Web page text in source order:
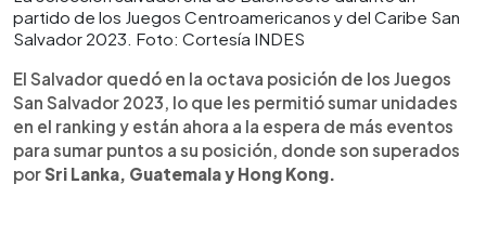
partido de los Juegos Centroamericanos y del Caribe San
Salvador 2023. Foto: Cortesía INDES
El Salvador quedó en la octava posición de los Juegos
San Salvador 2023, lo que les permitió sumar unidades
en el ranking y están ahora a la espera de más eventos
para sumar puntos a su posición, donde son superados
porSri Lanka, Guatemala y Hong Kong.